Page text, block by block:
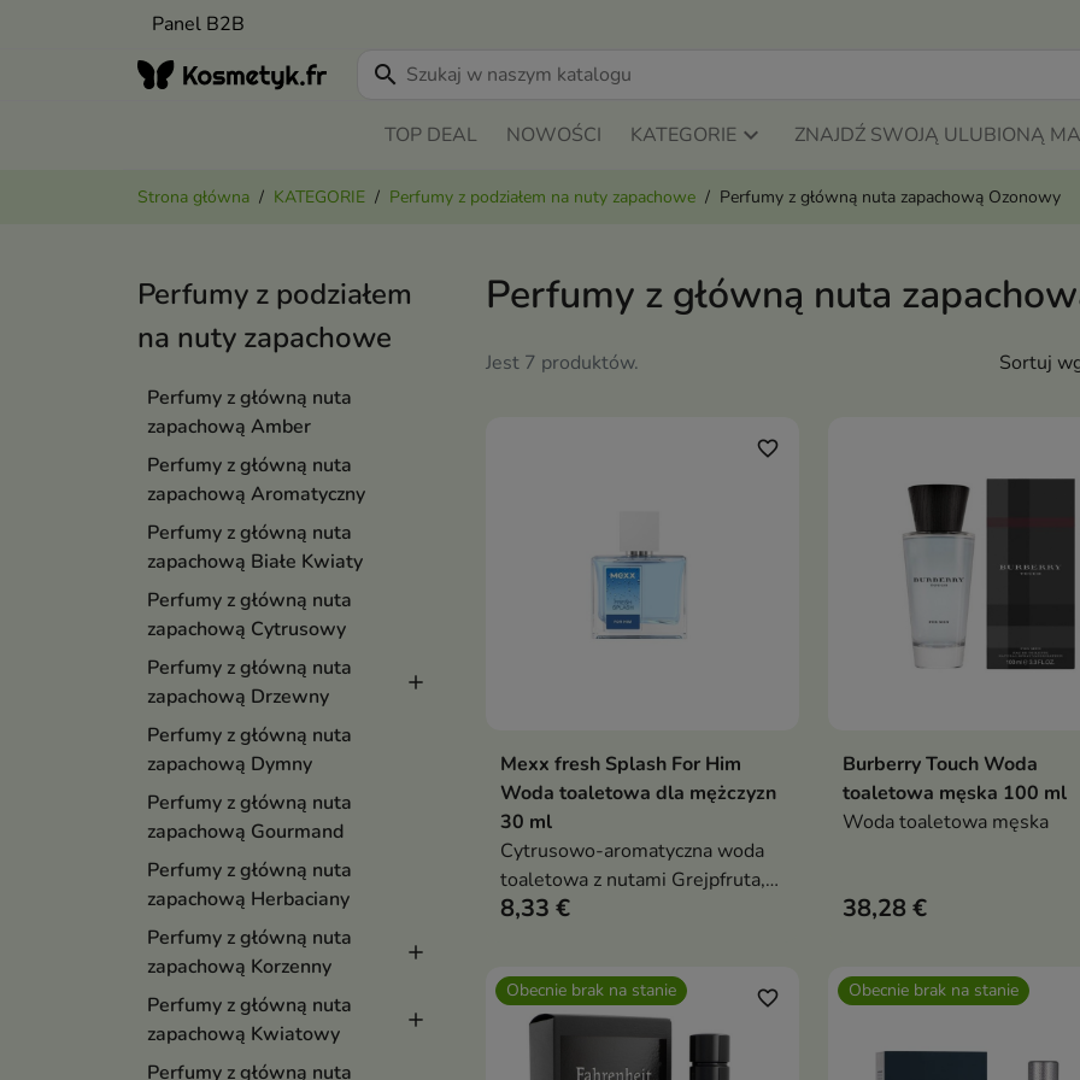
Panel B2B
search
TOP DEAL NOWOŚCI KATEGORIE ZNAJDŹ SWOJĄ ULUBIONĄ
Strona główna KATEGORIE Perfumy z podziałem na nuty zapachowe Perfumy z główną nuta zapachową Ozonowy
Perfumy z podziałem
na nuty zapachowe
Perfumy z główną nuta
zapachową Amber
Perfumy z główną nuta
zapachową Aromatyczny
Perfumy z główną nuta
zapachową Białe Kwiaty
Perfumy z główną nuta
zapachową Cytrusowy
Perfumy z główną nuta
zapachową Drzewny
Perfumy z główną nuta
zapachową Dymny
Perfumy z główną nuta
zapachową Gourmand
Perfumy z główną nuta
zapachową Herbaciany
Perfumy z główną nuta
zapachową Korzenny
Perfumy z główną nuta
zapachową Kwiatowy
Perfumy z główną nuta
Perfumy z główną nuta
Jest 7 produktów. Sortuj
 Dodaj do koszyka
favorite_border
Mexx fresh Splash For Him
Woda toaletowa dla mężczyzn
30 ml
Cytrusowo-aromatyczna woda
toaletowa z nutami Grejpfruta,
Lawendy i Wetiwerii, świeża i
8,33 €
Dodaj do
Burberry Touch Woda
toaletowa męska 100 ml
Woda toaletowa męska
38,28 €
Obecnie brak na stanie favorite_border Obecnie brak na stanie